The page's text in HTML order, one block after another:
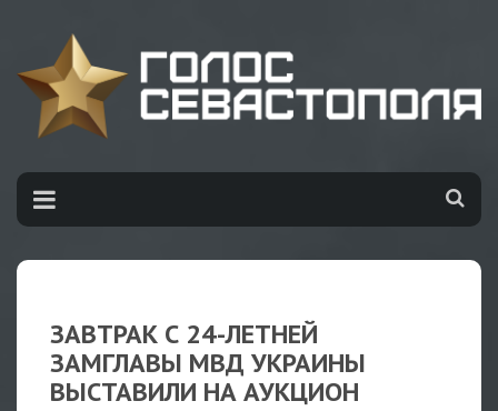
ЗАВТРАК С 24-ЛЕТНЕЙ
ЗАМГЛАВЫ МВД УКРАИНЫ
ВЫСТАВИЛИ НА АУКЦИОН